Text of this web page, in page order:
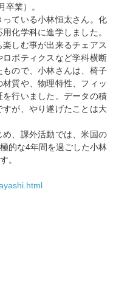
業）。
ている小林恒太さん。化
化学科に進学しました。
しむ事が出来るチェアス
ボティクスなど学科横断
ので、小林さんは、椅子
質や、物理特性、フィッ
を行いました。データの積
が、やり遂げたことは大
、課外活動では、米国の
的な4年間を過ごした小林
。